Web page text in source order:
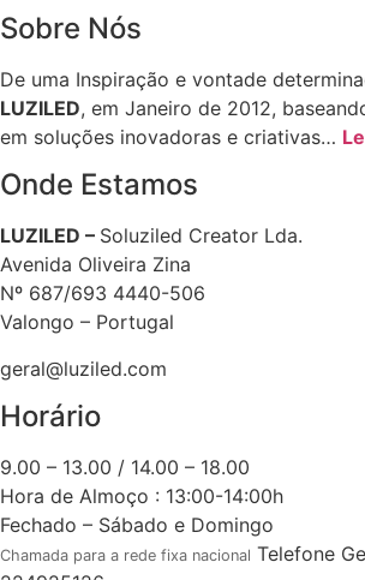
Sobre Nós
De uma Inspiração e vontade
LUZILED, em Janeiro de 2012,
em soluções inovadoras e criativas…
Onde Estamos
LUZILED – Soluziled Creator Lda.
Avenida Oliveira Zina
Nº 687/693 4440-506
Valongo – Portugal
geral@luziled.com
Horário
9.00 – 13.00 / 14.00 – 18.00
Hora de Almoço : 13:00-14:00h
Fechado – Sábado e Domingo
Chamada para a rede fixa nacional Telefone